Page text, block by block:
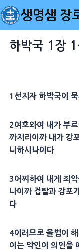
Skip
to
content
생명샘 장
하박국 1장
1 선지자 하박국이 묵
2여호와여 내가 부
까지리이까 내가 강
니하시나이다
3어찌하여 내게 죄
나이까 겁탈과 강포
다
4이러므로 율법이
이는 악인이 의인을